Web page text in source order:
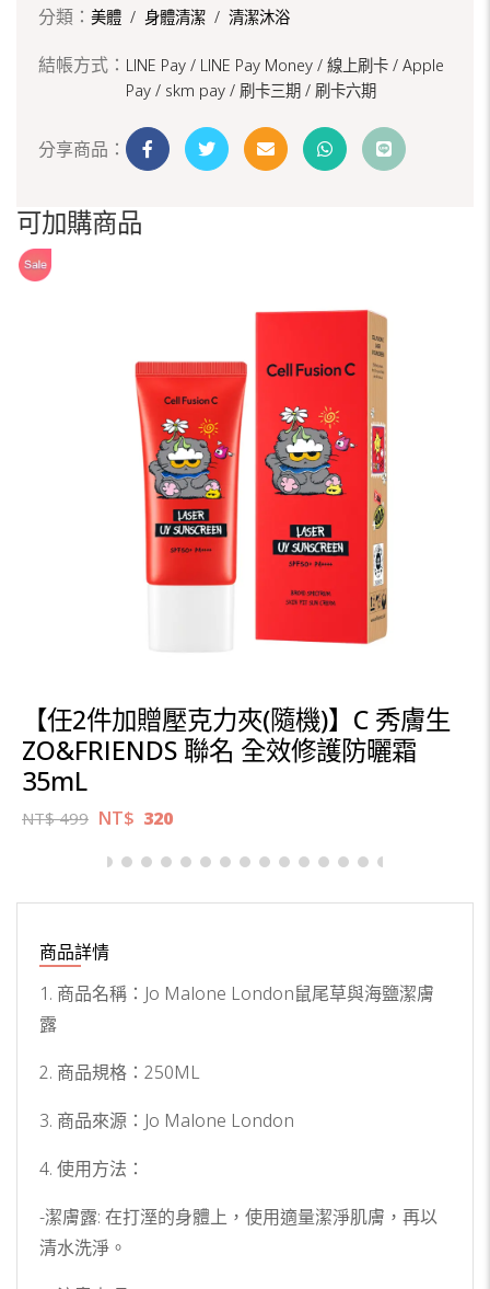
分類： 美體 / 身體清潔 / 清潔沐浴
結帳方式： LINE Pay / LINE Pay Money / 線上刷卡 / Apple
Pay / skm pay / 刷卡三期 / 刷卡六期
分享商品：
可加購商品
【任2件加贈壓克力夾(隨機)】C 秀膚生
ZO&FRIENDS 聯名 全效修護防曬霜
35mL
NT$499 NT$ 320
商品詳情
1. 商品名稱：Jo Malone London鼠尾草與海鹽潔膚
露
2. 商品規格：250ML
3. 商品來源：Jo Malone London
4. 使用方法：
-潔膚露: 在打溼的身體上，使用適量潔淨肌膚，再以
清水洗淨。